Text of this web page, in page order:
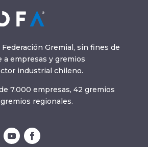
Federación Gremial, sin fines de
a empresas y gremios
industrial chileno.
7.000 empresas, 42 gremios
regionales.